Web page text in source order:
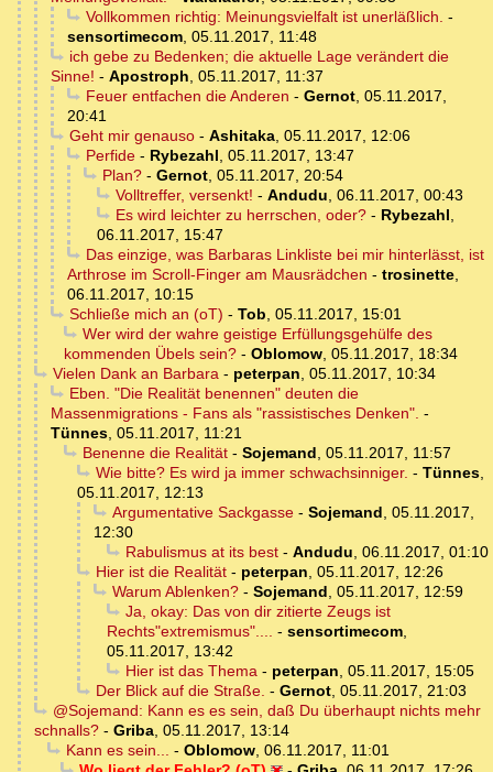
Vollkommen richtig: Meinungsvielfalt ist unerläßlich. -
sensortimecom, 05.11.2017, 11:48
ich gebe zu Bedenken; die aktuelle Lage verändert die
Sinne! - Apostroph, 05.11.2017, 11:37
Feuer entfachen die Anderen - Gernot, 05.11.2017,
20:41
Geht mir genauso- Ashitaka, 05.11.2017, 12:06
Perfide- Rybezahl, 05.11.2017, 13:47
Plan?- Gernot, 05.11.2017, 20:54
Volltreffer, versenkt! - Andudu, 06.11.2017, 00:43
Es wird leichter zu herrschen, oder?- Rybezahl,
06.11.2017, 15:47
Das einzige, was Barbaras Linkliste bei mir hinterlässt, ist
Arthrose im Scroll-Finger am Mausrädchen - trosinette,
06.11.2017, 10:15
Schließe mich an (oT) - Tob, 05.11.2017, 15:01
Wer wird der wahre geistige Erfüllungsgehülfe des
kommenden Übels sein? - Oblomow, 05.11.2017, 18:34
Vielen Dank an Barbara- peterpan, 05.11.2017, 10:34
Eben. "Die Realität benennen" deuten die
Massenmigrations - Fans als "rassistisches Denken". -
Tünnes, 05.11.2017, 11:21
Benenne die Realität- Sojemand, 05.11.2017, 11:57
Wie bitte? Es wird ja immer schwachsinniger. - Tünnes,
05.11.2017, 12:13
Argumentative Sackgasse- Sojemand, 05.11.2017,
12:30
Rabulismus at its best- Andudu, 06.11.2017, 01:10
Hier ist die Realität- peterpan, 05.11.2017, 12:26
Warum Ablenken?- Sojemand, 05.11.2017, 12:59
Ja, okay: Das von dir zitierte Zeugs ist
Rechts"extremismus".... - sensortimecom,
05.11.2017, 13:42
Hier ist das Thema- peterpan, 05.11.2017, 15:05
Der Blick auf die Straße. - Gernot, 05.11.2017, 21:03
@Sojemand: Kann es es sein, daß Du überhaupt nichts mehr
schnalls? - Griba, 05.11.2017, 13:14
Kann es sein... - Oblomow, 06.11.2017, 11:01